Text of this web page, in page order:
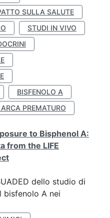
SULLA SALUTE
STUDI IN VIVO
BISFENOLO A
PREMATURO
to Bisphenol A:
from the LIFE
dello studio di
bisfenolo A nei